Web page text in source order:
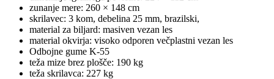
zunanje mere: 260 × 148 cm
skrilavec: 3 kom, debelina 25 mm, brazilski,
material za biljard: masiven vezan les
material okvirja: visoko odporen večplastni vezan les
Odbojne gume K-55
teža mize brez plošče: 190 kg
teža skrilavca: 227 kg